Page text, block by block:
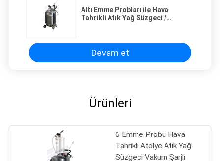
Altı Emme Probları ile Hava
Tahrikli Atık Yağ Süzgeci /
Devam et
Ürünleri
6 Emme Probu Hava
Tahrikli Atölye Atık Yağ
Süzgeci Vakum Şarjlı